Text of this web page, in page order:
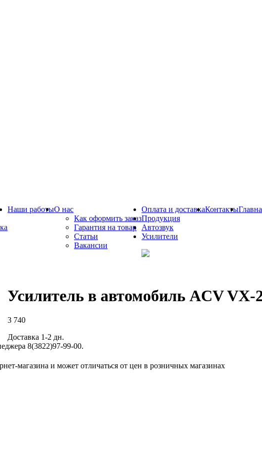
Наши работыО нас
Как оформить заказ
Гарантия на товар
Статьи
Вакансии
Оплата и доставкаКонтакты
Продукция
Автозвук
Усилители
Усилитель в автомобиль ACV
3 740
Доставка 1-2 дн.
8(3822)97-99-00.
магазина и может отличаться от цен в розничных магазинах